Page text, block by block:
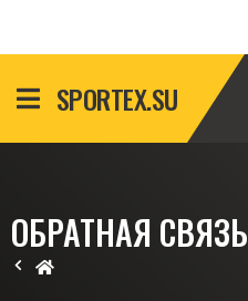
SPORTEX.SU
ОБРАТНАЯ СВЯЗЬ